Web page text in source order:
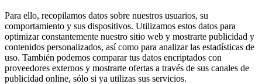
Para ello, recopilamos datos sobre nuestros usuarios, su
comportamiento y sus dispositivos. Utilizamos estos datos para
optimizar constantemente nuestro sitio web y mostrarte publicidad y
contenidos personalizados, así como para analizar las estadísticas de
uso. También podemos comparar tus datos encriptados con
proveedores externos y mostrarte ofertas a través de sus canales de
publicidad online, sólo si ya utilizas sus servicios.